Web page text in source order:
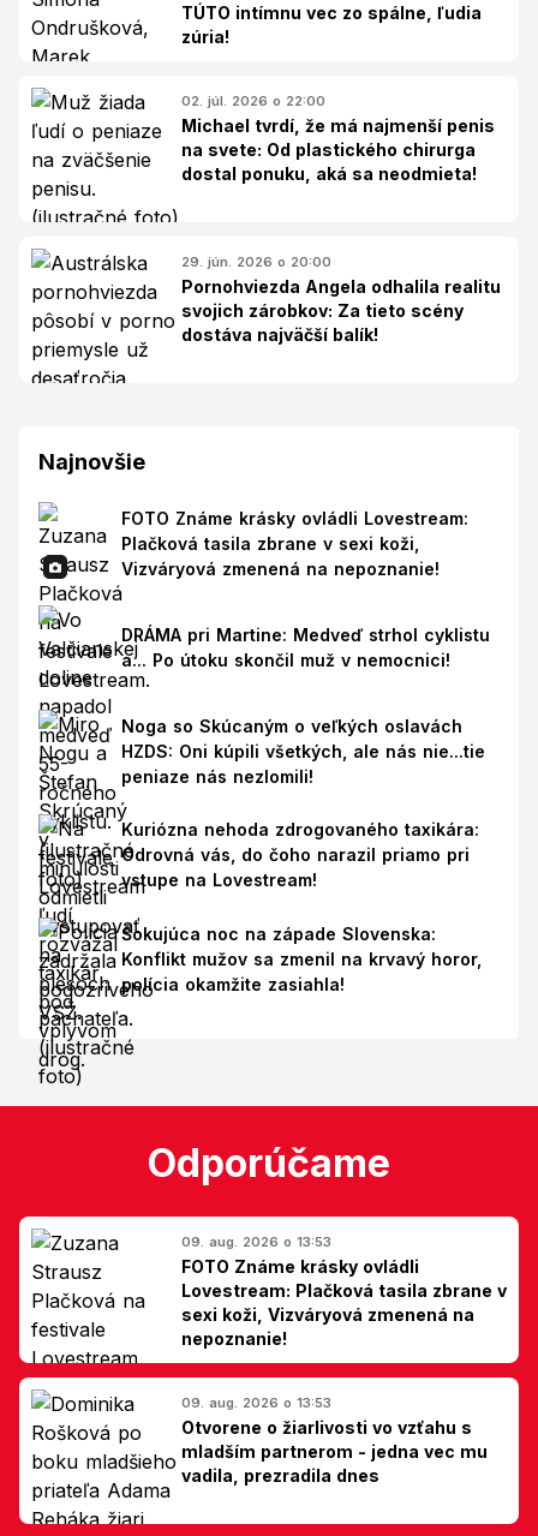
TÚTO intímnu vec zo spálne, ľudia
zúria!
02. júl. 2026 o 22:00
Michael tvrdí, že má najmenší penis
na svete: Od plastického chirurga
dostal ponuku, aká sa neodmieta!
29. jún. 2026 o 20:00
Pornohviezda Angela odhalila realitu
svojich zárobkov: Za tieto scény
dostáva najväčší balík!
Najnovšie
FOTO Známe krásky ovládli Lovestream:
Plačková tasila zbrane v sexi koži,
Vizváryová zmenená na nepoznanie!
DRÁMA pri Martine: Medveď strhol cyklistu
a... Po útoku skončil muž v nemocnici!
Noga so Skúcaným o veľkých oslavách
HZDS: Oni kúpili všetkých, ale nás nie...tie
peniaze nás nezlomili!
Kuriózna nehoda zdrogovaného taxikára:
Odrovná vás, do čoho narazil priamo pri
vstupe na Lovestream!
Šokujúca noc na západe Slovenska:
Konflikt mužov sa zmenil na krvavý horor,
polícia okamžite zasiahla!
Odporúčame
09. aug. 2026 o 13:53
FOTO Známe krásky ovládli
Lovestream: Plačková tasila zbrane v
sexi koži, Vizváryová zmenená na
nepoznanie!
09. aug. 2026 o 13:53
Otvorene o žiarlivosti vo vzťahu s
mladším partnerom - jedna vec mu
vadila, prezradila dnes